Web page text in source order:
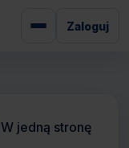
Zaloguj
W jedną stronę